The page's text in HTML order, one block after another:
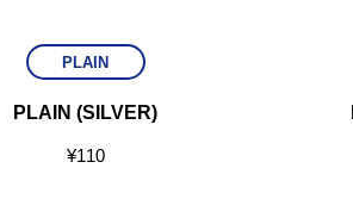
PLAIN
PLAIN (SILVER)
¥110